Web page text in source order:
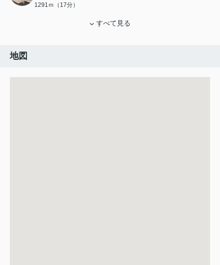
1291ｍ（17分）
すべて見る
地図